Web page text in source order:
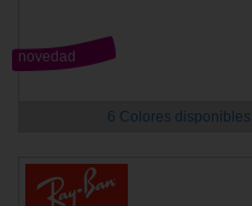
novedad
6 Colores disponibles